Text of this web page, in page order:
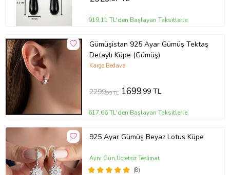
919,11 TL'den Başlayan Taksitlerle
Gümüşistan 925 Ayar Gümüş Tektaş
Detaylı Küpe (Gümüş)
Kargo Bedava
2299,99 TL 1699,99 TL
617,66 TL'den Başlayan Taksitlerle
925 Ayar Gümüş Beyaz Lotus Küpe
(8)
Aynı Gün Ücretsiz Teslimat